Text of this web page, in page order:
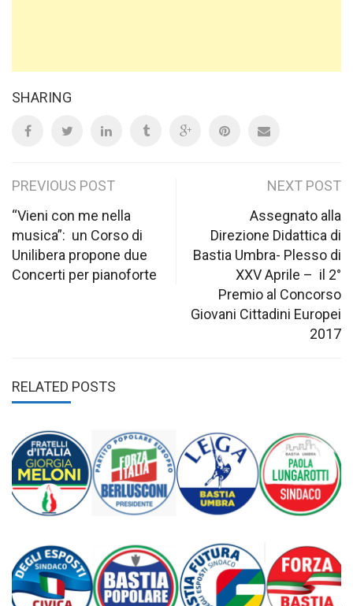
SHARING
Post
navigation
PREVIOUS POST
“Vieni con me nella
musica”: un Corso di
Unilibera propone due
Concerti per pianoforte
NEXT POST
Assegnato alla
Direzione Didattica di
Bastia Umbra- Plesso di
XXV Aprile – il 2°
Premio al Concorso
Giovani Cittadini Europei
2017
RELATED POSTS